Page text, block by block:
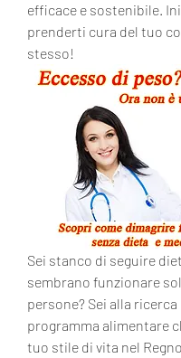
efficace e sostenibile.
prenderti cura del tuo
stesso!
Sei stanco di seguire
sembrano funzionare
persone? Sei alla ricerca
programma alimentare
tuo stile di vita nel